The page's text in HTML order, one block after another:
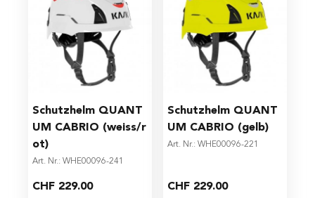
Schutzhelm QUANT
UM CABRIO (weiss/r
ot)
Art. Nr.: WHE00096-241
CHF 229.00
Schutzhelm QUANT
UM CABRIO (gelb)
Art. Nr.: WHE00096-221
CHF 229.00